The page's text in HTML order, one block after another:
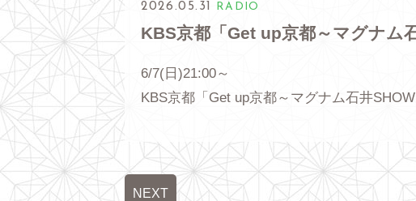
2026.05.31 RADIO
KBS京都「Get up京都～マグナム
6/7(日)21:00～
KBS京都「Get up京都～マグナム石井
NEXT